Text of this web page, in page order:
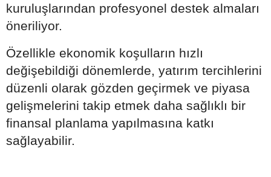
kuruluşlarından profesyonel destek almaları
öneriliyor.
Özellikle ekonomik koşulların hızlı
değişebildiği dönemlerde, yatırım tercihlerini
düzenli olarak gözden geçirmek ve piyasa
gelişmelerini takip etmek daha sağlıklı bir
finansal planlama yapılmasına katkı
sağlayabilir.